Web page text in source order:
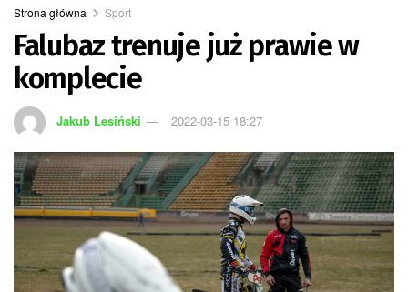
Strona główna Sport
Falubaz trenuje już prawie w
komplecie
Jakub Lesiński 2022-03-15 18:27